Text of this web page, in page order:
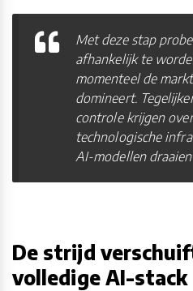
Met deze stap
afhankelijk te
momenteel de
domineert.
controle krijgen
technologische
AI-modellen
De strijd
volledige AI-stack